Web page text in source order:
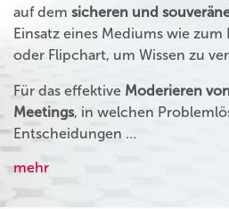
auf dem sicheren und
Einsatz eines Mediums wie
oder Flipchart, um Wissen zu
Für das effektive Moderieren
Meetings, in welchen
Entscheidungen …
mehr